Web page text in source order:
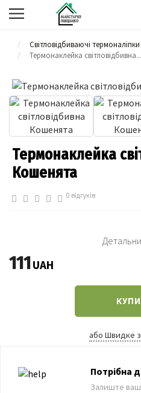
Світловідбиваючі термоналіпки
Термонаклейка світловідбивна...
Термонаклейка
Кошенята
0 відгуків
111UAH
або Швидке
Потрібна
Залиште ваш